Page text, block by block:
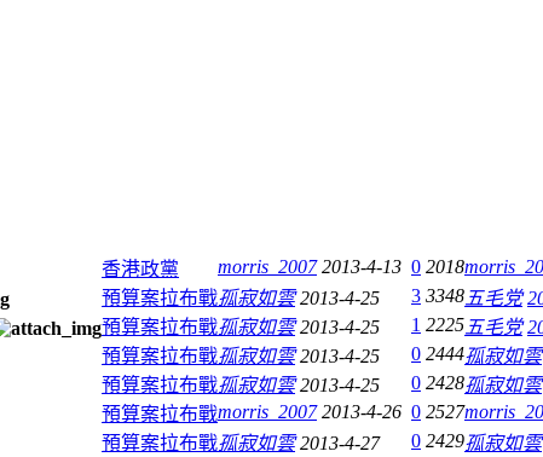
香港政黨 morris_2007 2013-4-13 0 2018
預算案拉布戰孤寂如雲 2013-4-25 3 3348 五毛党
預算案拉布戰孤寂如雲 2013-4-25 1 2225 五毛党
預算案拉布戰孤寂如雲 2013-4-25 0 2444孤寂如雲
預算案拉布戰孤寂如雲 2013-4-25 0 2428孤寂如雲
預算案拉布戰morris_2007 2013-4-26 0 2527
預算案拉布戰孤寂如雲 2013-4-27 0 2429孤寂如雲